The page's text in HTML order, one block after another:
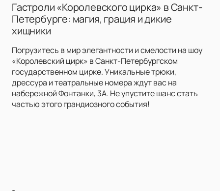
Гастроли «Королевского цирка» в Санкт-
Петербурге: магия, грация и дикие
хищники
Погрузитесь в мир элегантности и смелости на шоу
«Королевский цирк» в Санкт-Петербургском
государственном цирке. Уникальные трюки,
дрессура и театральные номера ждут вас на
набережной Фонтанки, 3А. Не упустите шанс стать
частью этого грандиозного события!